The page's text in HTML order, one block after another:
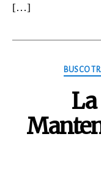
[…]
BUSCO
La